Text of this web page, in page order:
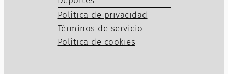
Política de privacidad
Términos de servicio
Política de cookies